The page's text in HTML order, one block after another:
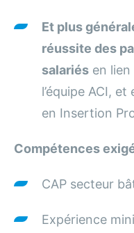
Et plus
réussite des
salariés en
l’équipe ACI,
en Insertion
Compétences
CAP secteur
Expérience